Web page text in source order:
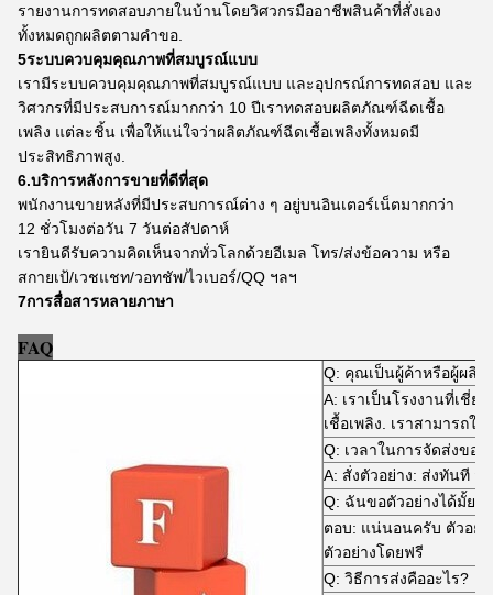
รายงานการทดสอบภายในบ้านโดยวิศวกรมืออาชีพสินค้าที่สั่งเอง
ทั้งหมดถูกผลิตตามคําขอ.
5ระบบควบคุมคุณภาพที่สมบูรณ์แบบ
เรามีระบบควบคุมคุณภาพที่สมบูรณ์แบบ และอุปกรณ์การทดสอบ และ
วิศวกรที่มีประสบการณ์มากกว่า 10 ปีเราทดสอบผลิตภัณฑ์ฉีดเชื้อ
เพลิง แต่ละชิ้น เพื่อให้แน่ใจว่าผลิตภัณฑ์ฉีดเชื้อเพลิงทั้งหมดมี
ประสิทธิภาพสูง.
6.บริการหลังการขายที่ดีที่สุด
พนักงานขายหลังที่มีประสบการณ์ต่าง ๆ อยู่บนอินเตอร์เน็ตมากกว่า
12 ชั่วโมงต่อวัน 7 วันต่อสัปดาห์
เรายินดีรับความคิดเห็นจากทั่วโลกด้วยอีเมล โทร/ส่งข้อความ หรือ
สกายเป้/เวชแชท/วอทชัพ/ไวเบอร์/QQ ฯลฯ
7การสื่อสารหลายภาษา
FAQ
Q: คุณเป็นผู้ค้าหรือผู้ผลิต
A: เราเป็นโรงงานที่เชี่
เชื้อเพลิง. เราสามารถ
Q: เวลาในการจัดส่งขอ
A: สั่งตัวอย่าง: ส่งทันที สั่
Q: ฉันขอตัวอย่างได้มั้ย?
ตอบ: แน่นอนครับ ตัวอย่า
ตัวอย่างโดยฟรี
Q: วิธีการส่งคืออะไร?